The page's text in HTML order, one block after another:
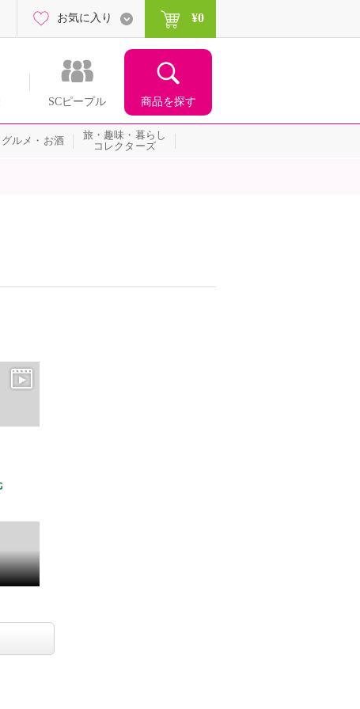
SCピープル 商品を探す
お気に入り ¥0
グルメ・お酒
旅・趣味・暮らし
コレクターズ